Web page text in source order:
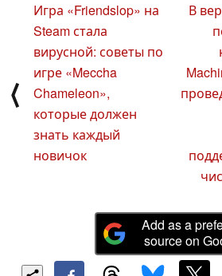
⟨
Игра «Friendslop» на
Steam стала
вирусной: советы по
игре «Meccha
Chameleon»,
которые должен
знать каждый
новичок
В
Add as a
source on